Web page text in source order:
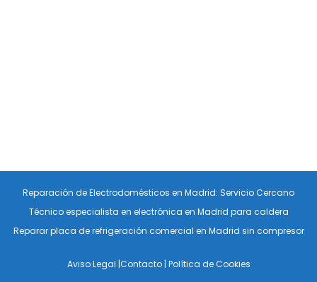
Reparación de Electrodomésticos en Madrid: Servicio Cercano
Técnico especialista en electrónica en Madrid para caldera
Reparar placa de refrigeración comercial en Madrid sin compresor
Aviso Legal Contacto| Política de Cookies